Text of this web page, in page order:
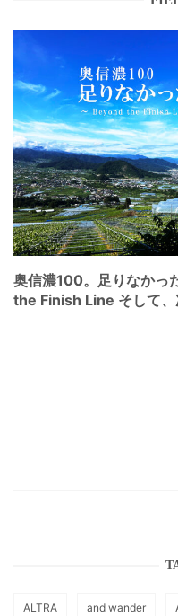
奥信濃100。足りなかっ
the Finish Line そして、
ALTRA and wander